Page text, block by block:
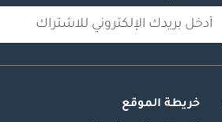
خريطة الموقع